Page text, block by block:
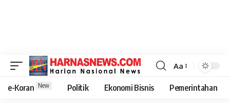
Aa
e-Koran New Politik Ekonomi Bisnis Pemerintahan